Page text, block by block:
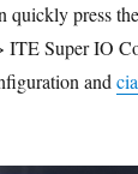
quickly press
ITE Super IO
and